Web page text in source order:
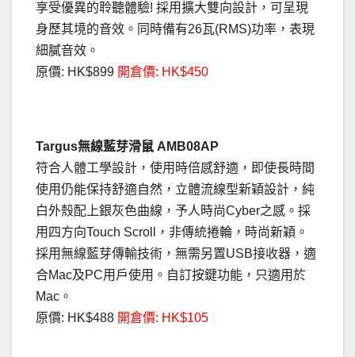
享受優異的聆聽體驗! 採用擴大雙向設計，可呈現
身歷其境的音效。同時備有26瓦(RMS)功率，表現
細膩音效。
原價: HK$899 開倉價: HK$450
Targus無線藍芽滑鼠 AMB08AP
符合人體工學設計，使用時倍感舒適，即使長時間
使用仍能保持舒適自然，立體流線型新穎設計，純
白外殼配上銀灰色曲線，予人時尚Cyber之感。採
用四方向Touch Scroll，非傳統捲輪，時尚新穎。
採用無線藍芽傳輸技術，無需另置USB接收器，適
合Mac及PC用戶使用。自訂按鍵功能，只適用於
Mac。
原價: HK$488 開倉價: HK$105